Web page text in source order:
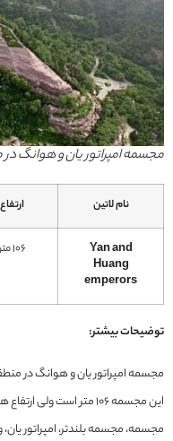
مجسمه امپراتور یان و هوانگ در
نام لاتین ارتفاع
Yan and
Huang
emperors
106 متر
توضیحات بیشتر:
مجسمه امپراتور یان و هوانگ در
مجسمه، مجسمه بلندتر، امپراتور